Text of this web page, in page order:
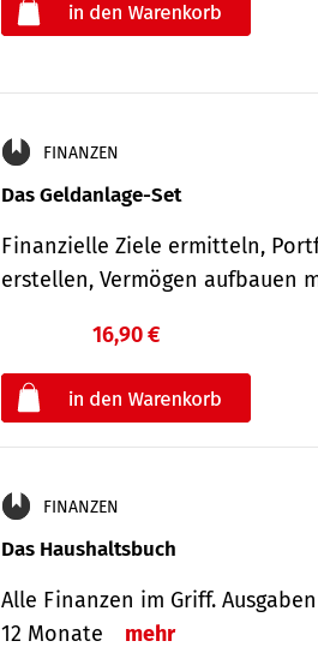
FINANZEN
Das Geldanlage-Set
Finanzielle Ziele ermitteln,
erstellen, Vermögen aufbauen
16,90 €
FINANZEN
Das Haushaltsbuch
Alle Finanzen im Griff.
12 Monate
mehr